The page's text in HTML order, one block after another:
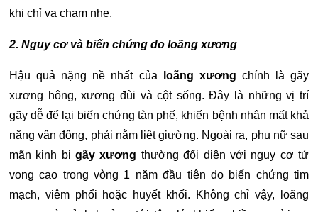
khi chỉ va chạm nhẹ.
2. Nguy cơ và biến chứng do loãng xương
Hậu quả nặng nề nhất của loãng xương chính là gãy
xương hông, xương đùi và cột sống. Đây là những vị trí
gãy dễ để lại biến chứng tàn phế, khiến bệnh nhân mất khả
năng vận động, phải nằm liệt giường. Ngoài ra, phụ nữ sau
mãn kinh bịgãy xương thường đối diện với nguy cơ tử
vong cao trong vòng 1 năm đầu tiên do biến chứng tim
mạch, viêm phổi hoặc huyết khối. Không chỉ vậy, loãng